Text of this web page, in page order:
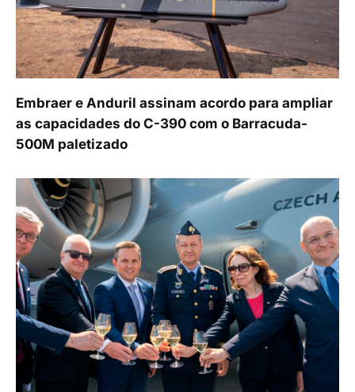
Embraer e Anduril assinam acordo para ampliar
as capacidades do C-390 com o Barracuda-
500M paletizado